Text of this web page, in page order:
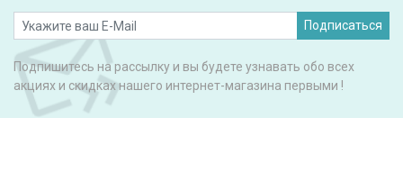
Подписаться
Подпишитесь на рассылку и вы будете узнавать обо всех
акциях и скидках нашего интернет-магазина первыми !